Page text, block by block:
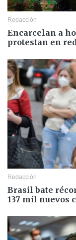
Redacción
Encarcelan a
protestan en
Redacción
Brasil bate
137 mil nuevos